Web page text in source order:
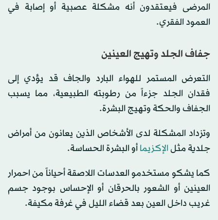
المرضى فيعتقدون أنه مشكلة عصبية أو إصابة في
العمود الفقري.
جفاف الجلد وتهيج العينين
التعرض المستمر للهواء البارد والجاف قد يؤدي إلى
فقدان الجلد جزءاً من رطوبته الطبيعية، مما يسبب
الجفاف والحكة وتهيج البشرة.
وتزداد المشكلة لدى الأشخاص الذين يعانون من أمراض
جلدية مثلالإكزيماأو البشرة الحساسة.
كما يشكو مستخدمو العدسات اللاصقة أحياناً من احمرار
العينين أو الشعور بالحرقان أو الإحساس بوجود جسم
غريب داخل العين بعد قضاء الليل في غرفة مكيفة.